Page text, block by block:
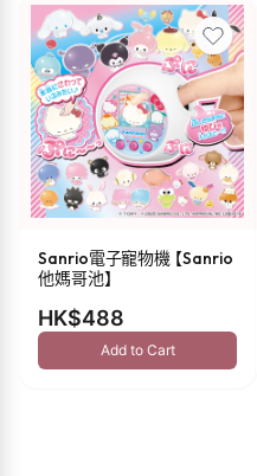
Sanrio電子寵物機 【Sanrio
他媽哥池】
HK$488
Add to Cart